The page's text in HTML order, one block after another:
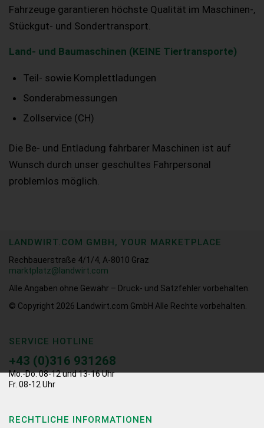
Fahrzeuge garantieren höchste Qualität im Maschinen-,
Stückgut- und Sondertransport.
Land- und Baumaschinen (KEINE Tiertransporte)
Teil- sowie Komplettladungen
Sonderabmessungen
Zollservice (CH)
Die Be- und Entladung fahrbarer Maschinen ist auf
Wunsch durch unser geschultes Fahrpersonal
problemlos möglich.
LANDWIRT.COM GMBH, YOUR MARKETPLACE
Rechbauerstraße 4/1/4, A-8010 Graz
marktplatz@landwirt.com
Alle Angaben ohne Gewähr – Druck- und Satzfehler vorbehalten.
© Copyright 2026
Landwirt.com GmbH Alle Rechte vorbehalten.
SERVICE HOTLINE
+43 (0)316 931268
Mo.-Do. 08-12 und 13-16 Uhr
Fr. 08-12 Uhr
RECHTLICHE INFORMATIONEN